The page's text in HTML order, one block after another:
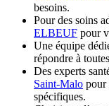
besoins.
Pour des soins
ELBEUF pour
Une équipe
répondre à
Des experts
Saint-Malo pour
spécifiques.